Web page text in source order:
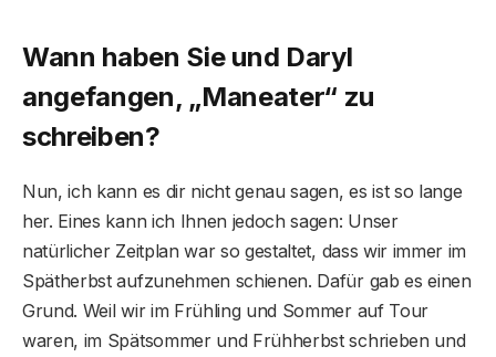
Wann haben Sie und Daryl
angefangen, „Maneater“ zu
schreiben?
Nun, ich kann es dir nicht genau sagen, es ist so lange
her. Eines kann ich Ihnen jedoch sagen: Unser
natürlicher Zeitplan war so gestaltet, dass wir immer im
Spätherbst aufzunehmen schienen. Dafür gab es einen
Grund. Weil wir im Frühling und Sommer auf Tour
waren, im Spätsommer und Frühherbst schrieben und